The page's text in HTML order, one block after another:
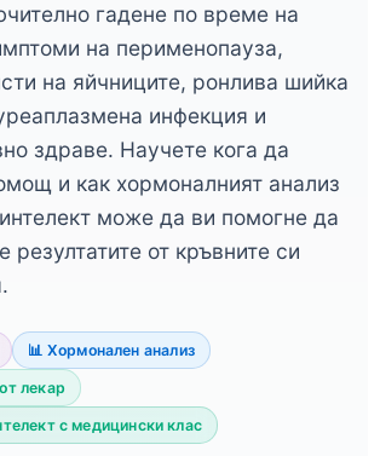
гадене по време на
на перименопауза,
на яйчниците, ронлива шийка
инфекция и
здраве. Научете кога да
и как хормоналният анализ
може да ви помогне да
от кръвните си
📊 Хормонален анализ
лекар
с медицински клас